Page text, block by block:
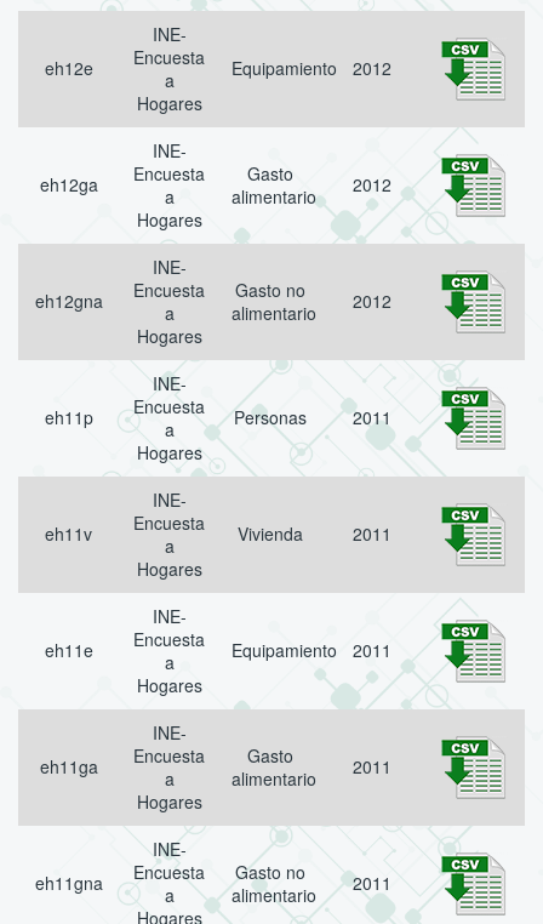
eh12e
INE-
Encuesta
a
Hogares
Equipamiento 2012
eh12ga
INE-
Encuesta
a
Hogares
Gasto
alimentario
2012
eh12gna
INE-
Encuesta
a
Hogares
Gasto no
alimentario
2012
eh11p
INE-
Encuesta
a
Hogares
Personas 2011
eh11v
INE-
Encuesta
a
Hogares
Vivienda 2011
eh11e
INE-
Encuesta
a
Hogares
Equipamiento 2011
eh11ga
INE-
Encuesta
a
Hogares
Gasto
alimentario
2011
eh11gna
INE-
Encuesta
a
Hogares
Gasto no
alimentario
2011